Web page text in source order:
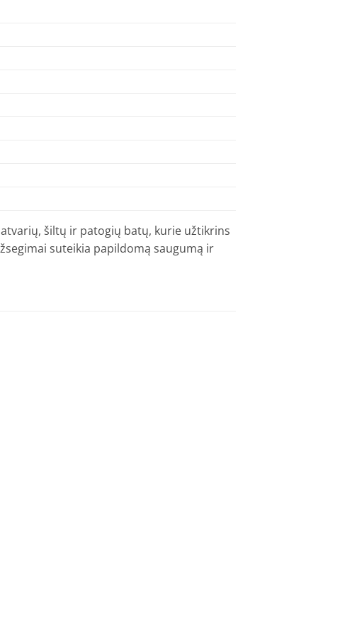
šiltų ir patogių batų, kurie užtikrins
suteikia papildomą saugumą ir